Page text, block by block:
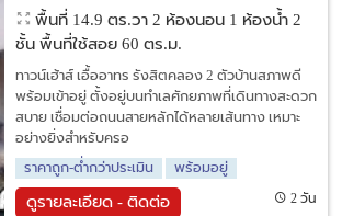
พื้นที่ 14.9 ตร.วา 2 ห้องนอน 1 ห้องน้ำ 2
ชั้น พื้นที่ใช้สอย 60 ตร.ม.
ทาวน์เฮ้าส์ เอื้ออาทร รังสิตคลอง 2 ตัวบ้านสภาพดี
พร้อมเข้าอยู่ ตั้งอยู่บนทำเลศักยภาพที่เดินทางสะดวก
สบาย เชื่อมต่อถนนสายหลักได้หลายเส้นทาง เหมาะ
อย่างยิ่งสำหรับครอ
ราคาถูก-ต่ำกว่าประเมิน
พร้อมอยู่
ดูรายละเอียด - ติดต่อ 2 วัน